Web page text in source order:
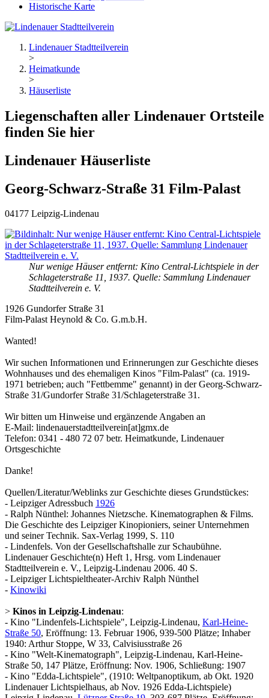
Historische Karte
Lindenauer Stadtteilverein
>
Heimatkunde
>
Häuserliste
Liegenschaften aller Lindenauer Ortsteile
finden Sie hier
Lindenauer Häuserliste
Georg-Schwarz-Straße 31 Film-Palast
04177 Leipzig-Lindenau
Nur wenige Häuser entfernt: Kino Central-Lichtspiele in der
Schlageterstraße 11, 1937. Quelle: Sammlung Lindenauer
Stadtteilverein e. V.
1926 Gundorfer Straße 31
Film-Palast Heynold & Co. G.m.b.H.
Wanted!
Wir suchen Informationen und Erinnerungen zur Geschichte dieses
Wohnhauses und des ehemaligen Kinos "Film-Palast" (ca. 1919-
1971 betrieben; auch "Fettbemme" genannt) in der Georg-Schwarz-
Straße 31/Gundorfer Straße 31/Schlageterstraße 31.
Wir bitten um Hinweise und ergänzende Angaben an
E-Mail: lindenauerstadtteilverein[at]gmx.de
Telefon: 0341 - 480 72 07 betr. Heimatkunde, Lindenauer
Ortsgeschichte
Danke!
Quellen/Literatur/Weblinks zur Geschichte dieses Grundstückes:
- Leipziger Adressbuch 1926
- Ralph Nünthel: Johannes Nietzsche. Kinematographen & Films.
Die Geschichte des Leipziger Kinopioniers, seiner Unternehmen
und seiner Technik. Sax-Verlag 1999, S. 110
- Lindenfels. Von der Gesellschaftshalle zur Schaubühne.
Lindenauer Geschichte(n) Heft 1, Hrsg. vom Lindenauer
Stadtteilverein e. V., Leipzig-Lindenau 2006. 40 S.
- Leipziger Lichtspieltheater-Archiv Ralph Nünthel
- Kinowiki
> Kinos in Leipzig-Lindenau:
- Kino "Lindenfels-Lichtspiele", Leipzig-Lindenau, Karl-Heine-
Straße 50, Eröffnung: 13. Februar 1906, 939-500 Plätze; Inhaber
1940: Arthur Stoppe, W 33, Calvisiusstraße 26
- Kino "Welt-Kinematograph", Leipzig-Lindenau, Karl-Heine-
Straße 50, 147 Plätze, Eröffnung: Nov. 1906, Schließung: 1907
- Kino "Edda-Lichtspiele", (1910: Weltpanoptikum, ab Okt. 1920
Lindenauer Lichtspielhaus, ab Nov. 1926 Edda-Lichtspiele)